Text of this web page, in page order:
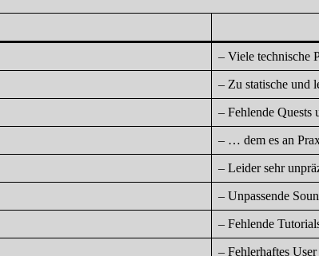
– Viele technische
– Zu statische und
– Fehlende Quests
– … dem es an
– Leider sehr
– Unpassende
– Fehlende
– Fehlerhaftes